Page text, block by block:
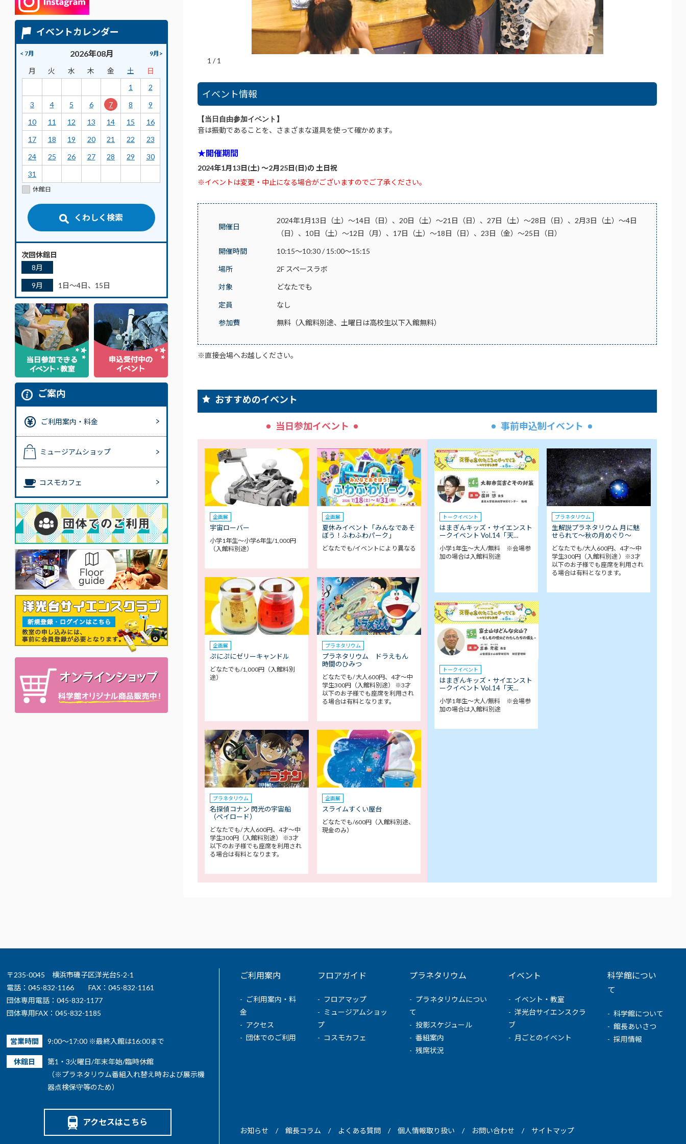
イベントカレンダー
< 7月 2026年08月 9月>
月 火 水 木 金 土
日
1
2
3
4 5 6 7 8
9
10
11 12 13 14 15
16
17
18 19 20 21 22
23
24
25 26 27 28 29
30
31
休館日
くわしく検索
次回休館日
8月
9月 1日～4日、15日
ご案内
ご利用案内・料金
ミュージアムショップ
コスモカフェ
1 /1
イベント情報
【当日自由参加イベント】
音は振動であることを、さまざまな道具を使って確かめます。
★開催期間
2024年1月13日(土) ～2月25日(日)の 土日祝
※イベントは変更・中止になる場合がございますのでご了承ください。
開催日
2024年1月13日（土）～14日（日）、20日（土）～21日（日）、27日（土）～28日（日）、2月3日（土）～4日
（日）、10日（土）～12日（月）、17日（土）～18日（日）、23日（金）～25日（日）
開催時間 10:15～10:30 / 15:00～15:15
場所 2F スペースラボ
対象 どなたでも
定員 なし
参加費 無料（入館料別途、土曜日は高校生以下入館無料）
※直接会場へお越しください。
おすすめのイベント
当日参加イベント
企画展
宇宙ローバー
小学1年生～小学6年生/1,000円
（入館料別途）
企画展
夏休みイベント「みんなであそ
ぼう！ふわふわパーク」
どなたでも/イベントにより異なる
企画展
ぷにぷにゼリーキャンドル
どなたでも/1,000円（入館料別
途）
プラネタリウム
プラネタリウム ドラえもん
時間のひみつ
どなたでも/ 大人600円、4才～中
学生300円（入館料別途） ※3才
以下のお子様でも座席を利用され
る場合は有料となります。
プラネタリウム
名探偵コナン 閃光の宇宙船
（ペイロード）
どなたでも/ 大人600円、4才～中
学生300円（入館料別途） ※3才
以下のお子様でも座席を利用され
る場合は有料となります。
企画展
スライムすくい屋台
どなたでも/600円（入館料別途、
現金のみ）
事前申込制イベント
トークイベント
はまぎんキッズ・サイエンスト
ークイベント Vol.14「天…
小学1年生～大人/無料 ※会場参
加の場合は入館料別途
プラネタリウム
生解説プラネタリウム 月に魅
せられて～秋の月めぐり～
どなたでも/大人600円、4才～中
学生300円（入館料別途 ）※3才
以下のお子様でも座席を利用され
る場合は有料となります。
トークイベント
はまぎんキッズ・サイエンスト
ークイベント Vol.14「天…
小学1年生～大人/無料 ※会場参
加の場合は入館料別途
〒235-0045 横浜市磯子区洋光台5-2-1
電話：045-832-1166
FAX：045-832-1161
団体専用電話：045-832-1177
団体専用FAX：045-832-1185
営業時間 9:00～17:00 ※最終入館は16:00まで
休館日
第1・3火曜日/年末年始/臨時休館
（※プラネタリウム番組入れ替え時および展示機
器点検保守等のため）
アクセスはこちら
ご利用案内
ご利用案内・料
金
アクセス
団体でのご利用
フロアガイド
フロアマップ
ミュージアムショッ
プ
コスモカフェ
プラネタリウム
プラネタリウムについ
て
投影スケジュール
番組案内
残席状況
イベント
イベント・教室
洋光台サイエンスクラ
ブ
月ごとのイベント
科学館につい
て
科学館について
館長あいさつ
採用情報
お知らせ 館長コラム よくある質問 個人情報取り扱い お問い合わせ サイトマップ